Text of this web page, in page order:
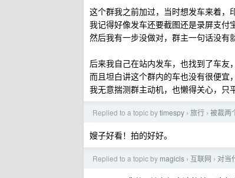
这个群我之前加过，当时想发车来着，
我记得好像发车还要截图还是录屏支付
然后我有一步没做对，群主一句话没有
后来我自己在站内发车，也找到了车友
而且坦白讲这个群内的车也没有很便宜
我无意揣测群主动机，也懒得关心，只
Replied to a topic bytimespy › 旅行 › 被裁两
嫂子好看！拍的好好。
Replied to a topic by magicls › 互联网 › 对当